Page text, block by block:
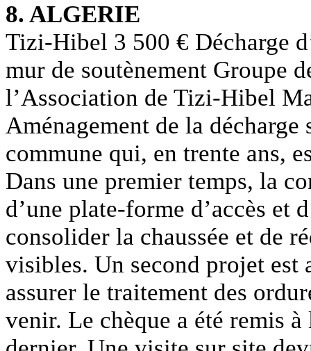
8. ALGERIE
Tizi-Hibel 3 500 € Décharge
mur de soutènement Groupe
l’Association de Tizi-Hibel
Aménagement de la décharge
commune qui, en trente ans,
Dans une premier temps, la
d’une plate-forme d’accès et
consolider la chaussée et de
visibles. Un second projet est
assurer le traitement des
venir. Le chèque a été remis